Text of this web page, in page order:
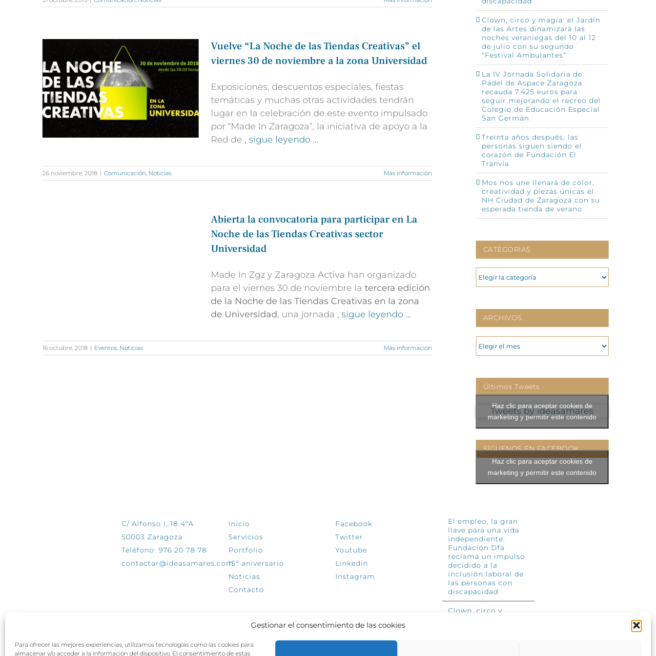
Gestionar el consentimiento de las cookies
Para ofrecer las mejores experiencias, utilizamos tecnologías como las cookies para
almacenar y/o acceder a la información del dispositivo. El consentimiento de estas
Vuelve “La Noche de las Tiendas Creativas” el
viernes 30 de noviembre a la zona Universidad
Exposiciones, descuentos especiales, fiestas
temáticas y muchas otras actividades tendrán
lugar en la celebración de este evento impulsado
por “Made In Zaragoza”, la iniciativa de apoyo a la
Red de , sigue leyendo …
26 noviembre, 2018 | Comunicación, Noticias Más información
Abierta la convocatoria para participar en La
Noche de las Tiendas Creativas sector
Universidad
Made In Zgz y Zaragoza Activa han organizado
para el viernes 30 de noviembre la tercera edición
de la Noche de las Tiendas Creativas en la zona
de Universidad, una jornada , sigue leyendo …
16 octubre, 2018 | Eventos, Noticias Más información
Clown, circo y magia: el Jardín
de las Artes dinamizará las
noches veraniegas del 10 al 12
de julio con su segundo
“Festival Ambulantes”
La IV Jornada Solidaria de
Pádel de Aspace Zaragoza
recauda 7.425 euros para
seguir mejorando el recreo del
Colegio de Educación Especial
San Germán
Treinta años después, las
personas siguen siendo el
corazón de Fundación El
Tranvía
Mos nos une llenará de color,
creatividad y piezas únicas el
NH Ciudad de Zaragoza con su
esperada tienda de verano
CATEGORIAS
CATEGORIAS
ARCHIVOS
ARCHIVOS
Últimos Tweets
Tweets by ideasamares
Haz clic para aceptar cookies de
marketing y permitir este contenido
SÍGUENOS EN FACEBOOK
Haz clic para aceptar cookies de
marketing y permitir este contenido
C/ Alfonso I, 18 4ºA
50003 Zaragoza
Teléfono: 976 20 78 78
contactar@ideasamares.com
Inicio
Servicios
Portfolio
15º aniversario
Noticias
Contacto
Facebook
Twitter
Youtube
Linkedin
Instagram
El empleo, la gran
llave para una vida
independiente:
Fundación Dfa
reclama un impulso
decidido a la
inclusión laboral de
las personas con
discapacidad
Clown, circo y